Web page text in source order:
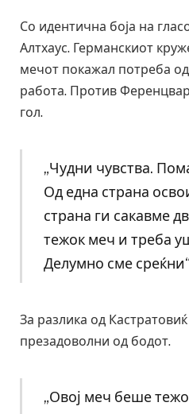
Со идентична боја на
Алтхаус. Германскиот
мечот покажал потреба
работа. Против
гол.
„Чудни чувства.
Од една страна
страна ги сакавме
тежок меч и треба
Делумно сме
За разлика од
презадоволни од бодот.
„Овој меч беше